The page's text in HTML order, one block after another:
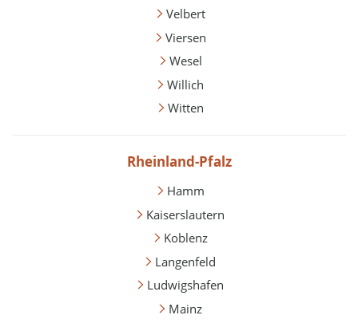
Velbert
Viersen
Wesel
Willich
Witten
Rheinland-Pfalz
Hamm
Kaiserslautern
Koblenz
Langenfeld
Ludwigshafen
Mainz